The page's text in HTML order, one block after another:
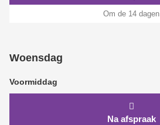
Om de 14 dagen
Woensdag
Voormiddag
Na afspraak